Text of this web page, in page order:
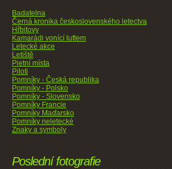
Badatelna
Černá kronika československého letectva
Hřbitovy
Kamarádi vonící luftem
Letecké akce
Letiště
Pietní místa
Piloti
Pomníky - Česká republika
Pomníky - Polsko
Pomníky - Slovensko
Pomníky Francie
Pomníky Maďarsko
Pomníky neletecké
Znaky a symboly
Poslední fotografie